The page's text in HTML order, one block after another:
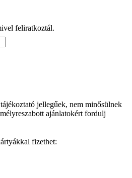
feliratkoztál.
jellegűek, nem minősülnek
ajánlatokért fordulj
fizethet: